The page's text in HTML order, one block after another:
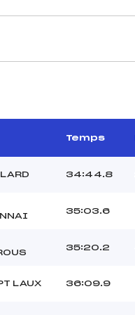
Temps
34:44.8
35:03.6
35:20.2
LAUX 36:09.9